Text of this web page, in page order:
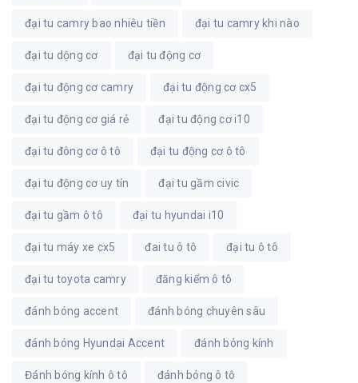
đại tu camry bao nhiêu tiền đại tu camry khi nào
đại tu dộng cơ đại tu động cơ
đại tu động cơ camry đại tu động cơ cx5
đại tu động cơ giá rẻ đại tu động cơ i10
đại tu đông cơ ô tô đại tu động cơ ô tô
đại tu động cơ uy tín đại tu gầm civic
đại tu gầm ô tô đại tu hyundai i10
đại tu máy xe cx5 đai tu ô tô đại tu ô tô
đại tu toyota camry đăng kiểm ô tô
đánh bóng accent đánh bóng chuyên sâu
đánh bóng Hyundai Accent đánh bóng kính
Đánh bóng kính ô tô đánh bóng ô tô